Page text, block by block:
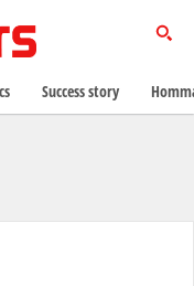
Success story